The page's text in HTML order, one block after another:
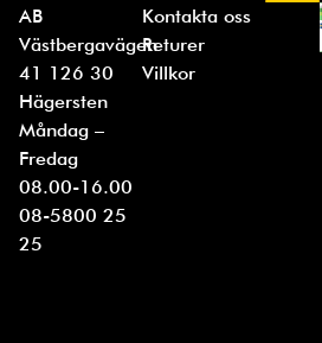
AB
Västbergavägen
41 126 30
Hägersten
Måndag –
Fredag
08.00-16.00
08-5800 25
25
Kontakta oss
Returer
Villkor